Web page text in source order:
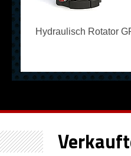
Hydraulisch Rotator